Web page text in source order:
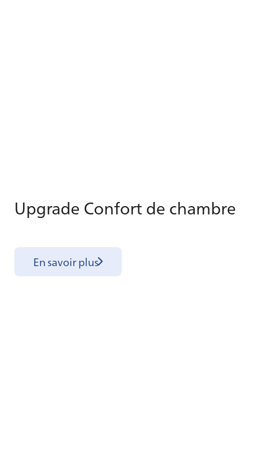
Up­grade Confort de chambre
En savoir plus